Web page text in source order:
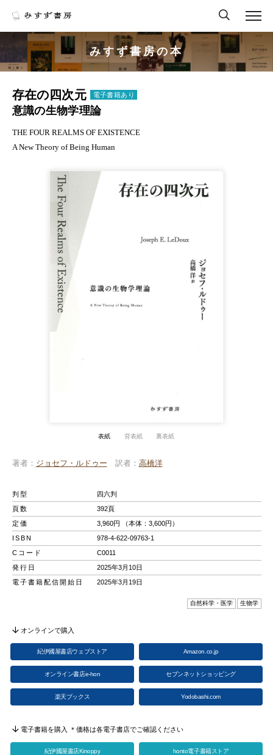
みすず書房の本
存在の四次元 電子書籍あり
意識の生物学理論
THE FOUR REALMS OF EXISTENCE
A New Theory of Being Human
表紙 背表紙 裏表紙
著者 ジョセフ・ルドゥー 訳者 高橋洋
判型
四六判
頁数
392頁
定価
3,960円 （本体：3,600円）
ISBN
978-4-622-09763-1
Cコード
C0011
発行日
2025年3月10日
電子書籍配信開始日
2025年3月19日
自然科学・医学 生物学
オンラインで購入
紀伊國屋書店ウェブストア Amazon.co.jp
オンライン書店e-hon セブンネットショッピング
楽天ブックス Yodobashi.com
電子書籍を購入 ＊価格は各電子書店でご確認ください
紀伊國屋書店Kinoppy honto電子書籍ストア